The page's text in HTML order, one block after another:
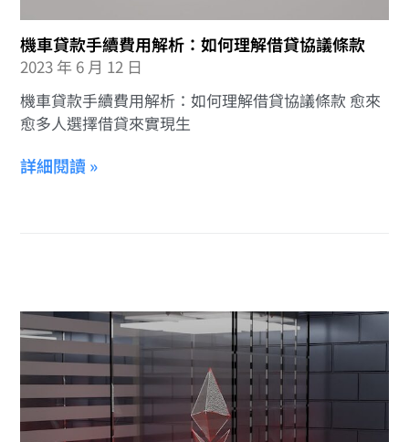
機車貸款手續費用解析：如何理解借貸協議條款
2023 年 6 月 12 日
機車貸款手續費用解析：如何理解借貸協議條款 愈來
愈多人選擇借貸來實現生
詳細閱讀 »